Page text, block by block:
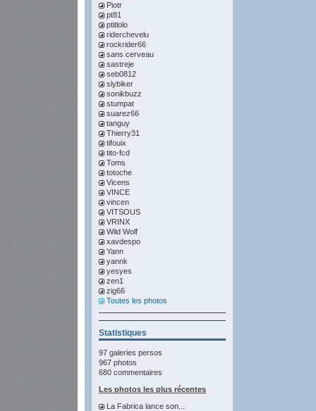
Piotr
pt81
ptitlolo
riderchevelu
rockrider66
sans cerveau
sastreje
seb0812
slybiker
sonikbuzz
stumpat
suarez66
tanguy
Thierry31
tifouix
tito-fcd
Toms
totoche
Vicens
VINCE
vincen
VITSOUS
VRINX
Wild Wolf
xavdespo
Yann
yannk
yesyes
zen1
zig66
Toutes les photos
Statistiques
97 galeries persos
967 photos
680 commentaires
Les photos les plus récentes
La Fabrica lance son...